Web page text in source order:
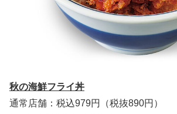
秋の海鮮フライ丼
通常店舗：税込979円（税抜890円）